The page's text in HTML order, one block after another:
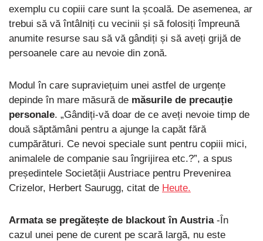
exemplu cu copiii care sunt la școală. De asemenea, ar
trebui să vă întâlniți cu vecinii și să folosiți împreună
anumite resurse sau să vă gândiți și să aveți grijă de
persoanele care au nevoie din zonă.
Modul în care supraviețuim unei astfel de urgențe
depinde în mare măsură de măsurile de precauție
personale. „Gândiți-vă doar de ce aveți nevoie timp de
două săptămâni pentru a ajunge la capăt fără
cumpărături. Ce nevoi speciale sunt pentru copiii mici,
animalele de companie sau îngrijirea etc.?”, a spus
președintele Societății Austriace pentru Prevenirea
Crizelor, Herbert Saurugg, citat de Heute.
Armata se pregătește de blackout în Austria-În
cazul unei pene de curent pe scară largă, nu este